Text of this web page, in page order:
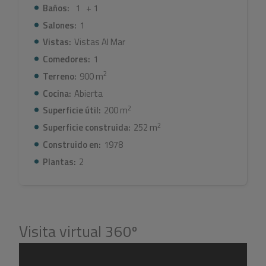
Central heating, hot/cold air conditioning, double glazing, garage,
Baños: 1 + 1
Salones: 1
Vistas: Vistas Al Mar
Comedores: 1
Terreno: 900 m2
Cocina: Abierta
Superficie útil: 200 m2
Superficie construida: 252 m2
Construido en: 1978
Plantas: 2
Visita virtual 360º